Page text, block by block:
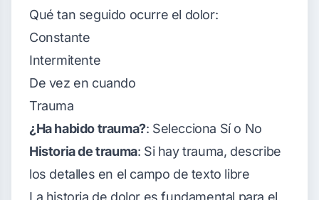
Qué tan seguido ocurre el dolor:
Constante
Intermitente
De vez en cuando
Trauma
¿Ha habido trauma?: Selecciona Sí o No
Historia de trauma: Si hay trauma, describe
los detalles en el campo de texto libre
La historia de dolor es fundamental para el